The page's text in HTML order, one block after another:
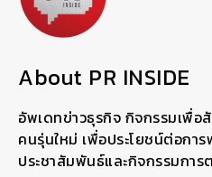
About PR INSIDE
อัพเดทข่าวธุรกิจ กิจกรรมเพื่อ
คนรุ่นใหม่ เพื่อประโยชน์ต่อกา
ประชาสัมพันธ์และกิจกรรมการ